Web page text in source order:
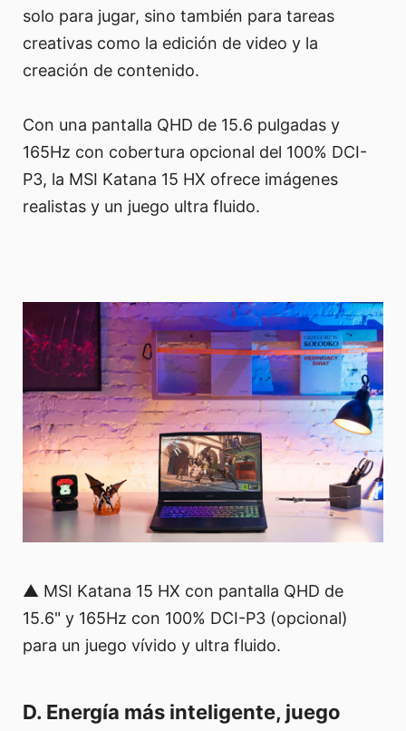
solo para jugar, sino también para tareas
creativas como la edición de video y la
creación de contenido.
Con una pantalla QHD de 15.6 pulgadas y
165Hz con cobertura opcional del 100% DCI-
P3, la MSI Katana 15 HX ofrece imágenes
realistas y un juego ultra fluido.
▲ MSI Katana 15 HX con pantalla QHD de
15.6" y 165Hz con 100% DCI-P3 (opcional)
para un juego vívido y ultra fluido.
D. Energía más inteligente, juego